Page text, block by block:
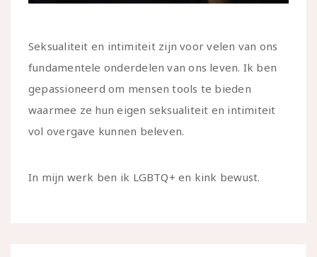
Seksualiteit en intimiteit zijn voor velen van ons
fundamentele onderdelen van ons leven. Ik ben
gepassioneerd om mensen tools te bieden
waarmee ze hun eigen seksualiteit en intimiteit
vol overgave kunnen beleven.
In mijn werk ben ik LGBTQ+ en kink bewust.